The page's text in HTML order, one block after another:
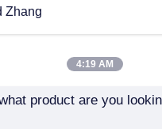
Zhang
4:19 AM
product are you